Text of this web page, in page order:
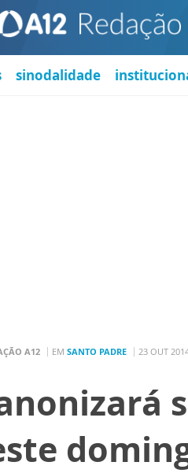
sinodalidade
A12 EM SANTO PADRE 23 OUT